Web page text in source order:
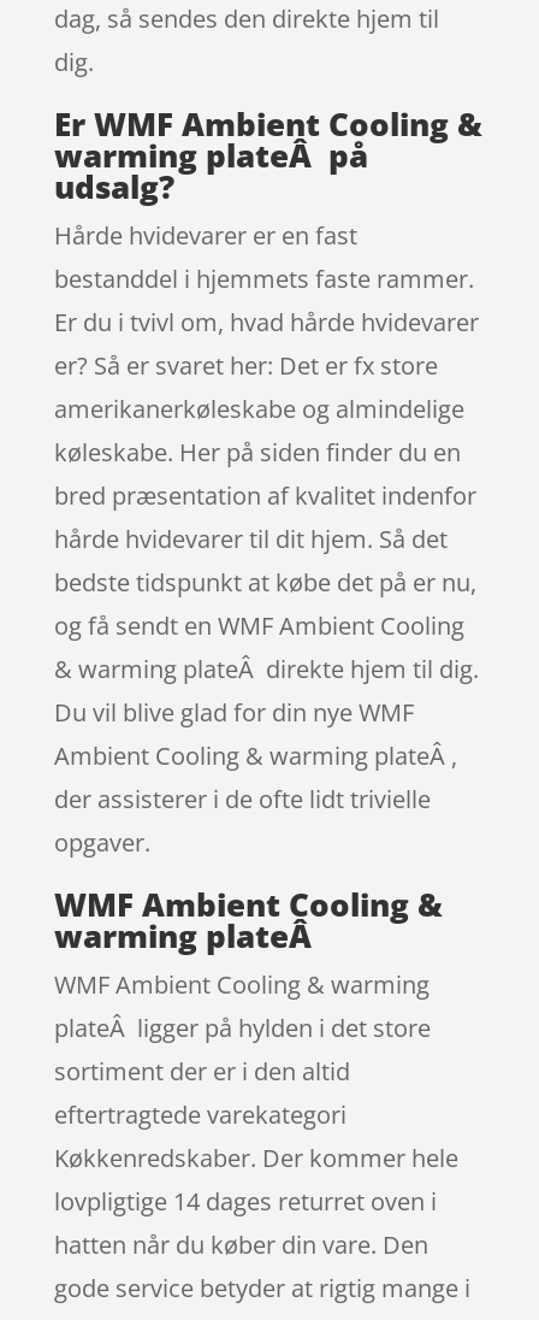
dag, så sendes den direkte hjem til
dig.
Er WMF Ambient Cooling &
warming plateÂ på
udsalg?
Hårde hvidevarer er en fast
bestanddel i hjemmets faste rammer.
Er du i tvivl om, hvad hårde hvidevarer
er? Så er svaret her: Det er fx store
amerikanerkøleskabe og almindelige
køleskabe. Her på siden finder du en
bred præsentation af kvalitet indenfor
hårde hvidevarer til dit hjem. Så det
bedste tidspunkt at købe det på er nu,
og få sendt en WMF Ambient Cooling
& warming plateÂ direkte hjem til dig.
Du vil blive glad for din nye WMF
Ambient Cooling & warming plateÂ ,
der assisterer i de ofte lidt trivielle
opgaver.
WMF Ambient Cooling &
warming plateÂ
WMF Ambient Cooling & warming
plateÂ ligger på hylden i det store
sortiment der er i den altid
eftertragtede varekategori
Køkkenredskaber. Der kommer hele
lovpligtige 14 dages returret oven i
hatten når du køber din vare. Den
gode service betyder at rigtig mange i